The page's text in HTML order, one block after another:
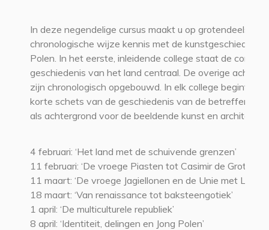
In deze negendelige cursus maakt u op grotendeels
chronologische wijze kennis met de kunstgeschiedenis
Polen. In het eerste, inleidende college staat de
geschiedenis van het land centraal. De overige acht
zijn chronologisch opgebouwd. In elk college begint
korte schets van de geschiedenis van de betreffende
als achtergrond voor de beeldende kunst en
4 februari: ‘Het land met de schuivende grenzen’
11 februari: ‘De vroege Piasten tot Casimir de Grote’
11 maart: ‘De vroege Jagiellonen en de Unie met
18 maart: ‘Van renaissance tot baksteengotiek’
1 april: ‘De multiculturele republiek’
8 april: ‘Identiteit, delingen en Jong Polen’